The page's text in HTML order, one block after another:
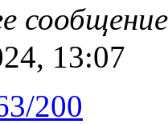
13:07
200